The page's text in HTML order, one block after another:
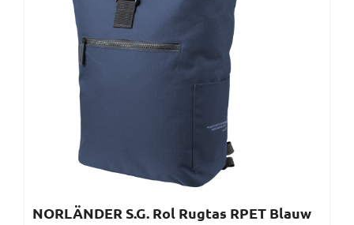
NORLÄNDER S.G. Rol Rugtas RPET Blauw